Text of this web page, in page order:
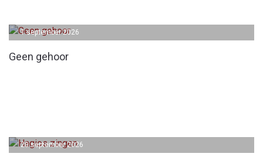
Geen gehoor
1 september 2026
20 september 2026